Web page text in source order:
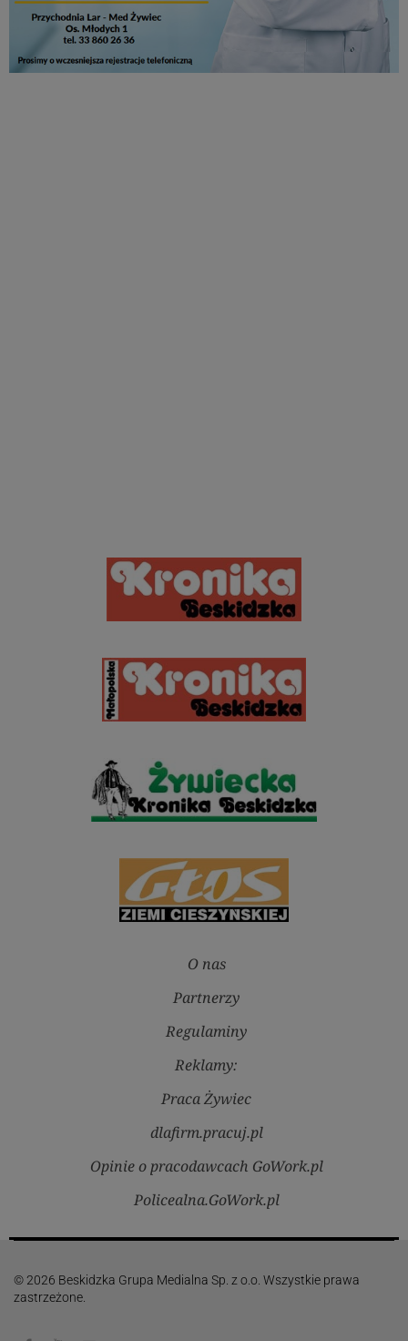
O nas
Partnerzy
Regulaminy
Reklamy:
Praca Żywiec
dlafirm.pracuj.pl
Opinie o pracodawcach GoWork.pl
Policealna.GoWork.pl
© 2026 Beskidzka Grupa Medialna Sp. z o.o. Wszystkie prawa
zastrzeżone.